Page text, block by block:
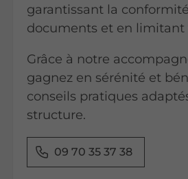
garantissant la
documents et en limitant
Grâce à notre
gagnez en sérénité et
conseils pratiques
structure.
09 70 35 37 38